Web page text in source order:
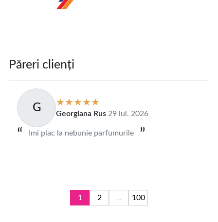
Păreri clienți
G Georgiana Rus 29 iul. 2026
Imi plac la nebunie parfumurile
1 2 ... 100